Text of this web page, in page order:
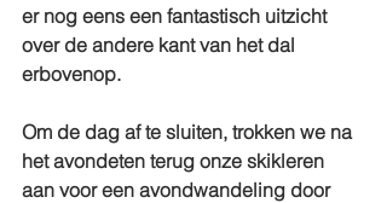
er nog eens een fantastisch uitzicht
over de andere kant van het dal
erbovenop.
Om de dag af te sluiten, trokken we na
het avondeten terug onze skikleren
aan voor een avondwandeling door